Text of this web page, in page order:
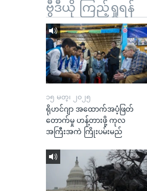
ဗွီဒီယို ကြည့်ရှုရန်
၁၅ မတ္၊ ၂၀၂၅
ရိုဟင်ဂျာ အထောက်အပံ့ဖြတ်
တောက်မှု ဟန့်တားဖို့ ကုလ
အကြီးအကဲ ကြိုးပမ်းမည်